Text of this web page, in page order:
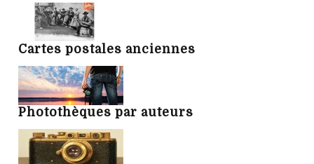
Cartes postales anciennes
Photothèques par auteurs